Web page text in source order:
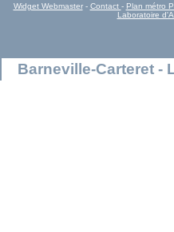
Widget Webmaster- Contact - Plan métro
Laboratoire
Barneville-Carteret -